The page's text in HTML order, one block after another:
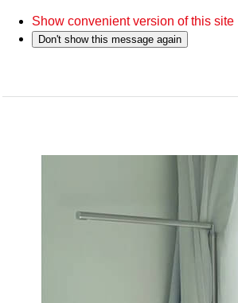
Show convenient version of this site
Don't show this message again